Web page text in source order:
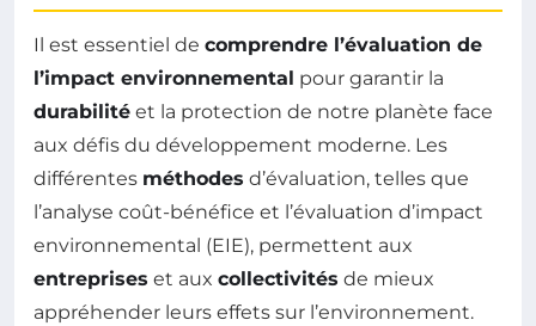
Il est essentiel de comprendre l’évaluation de
l’impact environnemental pour garantir la
durabilité et la protection de notre planète face
aux défis du développement moderne. Les
différentes méthodes d’évaluation, telles que
l’analyse coût-bénéfice et l’évaluation d’impact
environnemental (EIE), permettent aux
entreprises et aux collectivités de mieux
appréhender leurs effets sur l’environnement.